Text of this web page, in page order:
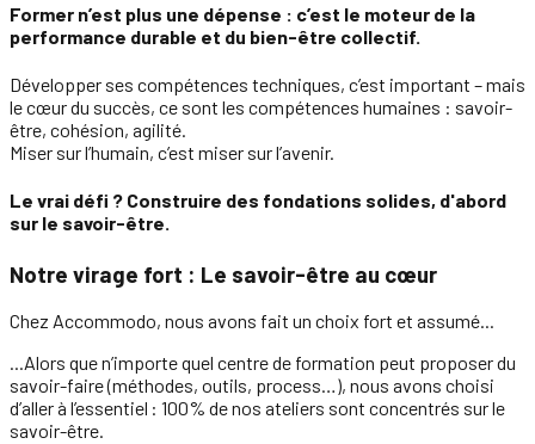
Former n’est plus une dépense : c’est le moteur de la
performance durable et du bien-être collectif.
Développer ses compétences techniques, c’est important – mais
le cœur du succès, ce sont les compétences humaines : savoir-
être, cohésion, agilité.
Miser sur l’humain, c’est miser sur l’avenir.
Le vrai défi ? Construire des fondations solides, d'abord
sur le savoir-être.
Notre virage fort : Le savoir-être au cœur
Chez Accommodo, nous avons fait un choix fort et assumé...
...Alors que n’importe quel centre de formation peut proposer du
savoir-faire (méthodes, outils, process…), nous avons choisi
d’aller à l’essentiel : 100% de nos ateliers sont concentrés sur le
savoir-être.